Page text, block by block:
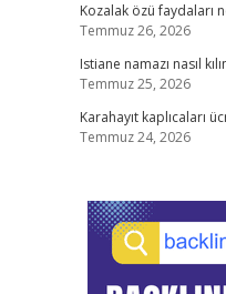
Kozalak özü faydaları
Temmuz 26, 2026
Istiane namazı nasıl
Temmuz 25, 2026
Karahayıt kaplıcaları
Temmuz 24, 2026